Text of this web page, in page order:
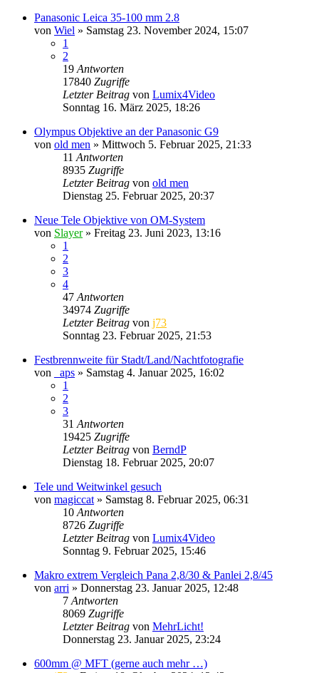
Panasonic Leica 35-100 mm 2.8
von Wiel » Samstag 23. November 2024, 15:07
1
2
19 Antworten
17840 Zugriffe
Letzter Beitrag von Lumix4Video
Sonntag 16. März 2025, 18:26
Olympus Objektive an der Panasonic G9
von old men » Mittwoch 5. Februar 2025, 21:33
11 Antworten
8935 Zugriffe
Letzter Beitrag von old men
Dienstag 25. Februar 2025, 20:37
Neue Tele Objektive von OM-System
von Slayer» Freitag 23. Juni 2023, 13:16
1
2
3
4
47 Antworten
34974 Zugriffe
Letzter Beitrag von j73
Sonntag 23. Februar 2025, 21:53
Festbrennweite für Stadt/Land/Nachtfotografie
von
_aps » Samstag 4. Januar 2025, 16:02
1
2
3
31 Antworten
19425 Zugriffe
Letzter Beitrag von BerndP
Dienstag 18. Februar 2025, 20:07
Tele und Weitwinkel gesuch
von magiccat » Samstag 8. Februar 2025, 06:31
10 Antworten
8726 Zugriffe
Letzter Beitrag von Lumix4Video
Sonntag 9. Februar 2025, 15:46
Makro extrem Vergleich Pana 2,8/30 & Panlei 2,8/45
von arri » Donnerstag 23. Januar 2025, 12:48
7 Antworten
8069 Zugriffe
Letzter Beitrag von MehrLicht!
Donnerstag 23. Januar 2025, 23:24
600mm @ MFT (gerne auch mehr …)